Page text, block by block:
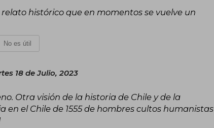
histórico que en momentos se vuelve un
No es útil
18 de Julio, 2023
Otra visión de la historia de Chile y de la
en el Chile de 1555 de hombres cultos humanistas